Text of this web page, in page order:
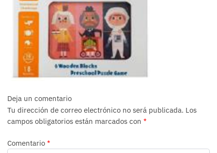
Deja un comentario
Tu dirección de correo electrónico no será publicada. Los
campos obligatorios están marcados con *
Comentario *